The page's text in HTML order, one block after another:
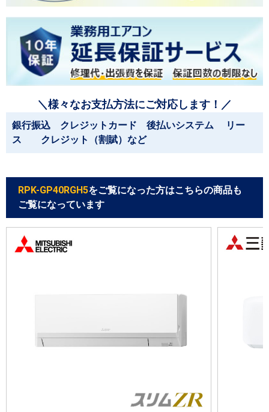
＼様々なお支払方法にご対応します！／
銀行振込 クレジットカード 後払いシステム リー
ス クレジット（割賦）など
RPK-GP40RGH5をご覧になった方はこちらの商品も
ご覧になっています